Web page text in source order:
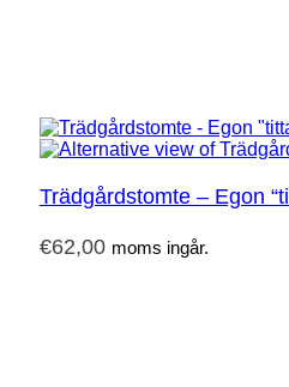
Trädgårdstomte – Egon
€62,00 moms ingår.